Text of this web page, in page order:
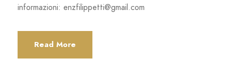
informazioni: enzfilippetti@gmail.com
Read More